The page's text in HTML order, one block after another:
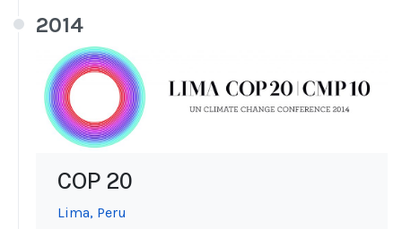
2014
COP 20
Lima, Peru